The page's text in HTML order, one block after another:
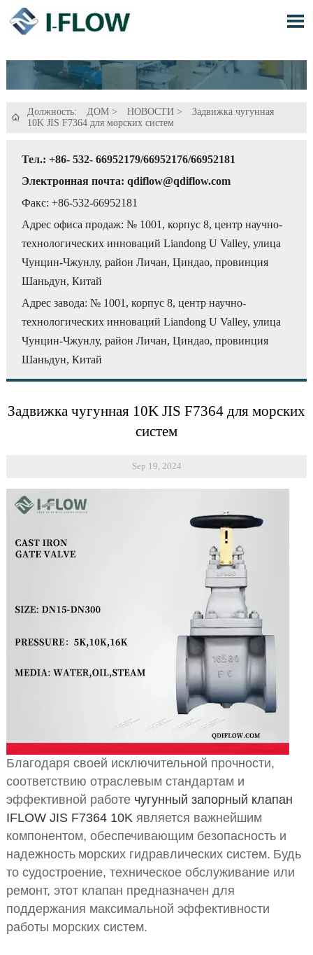


Должность: ДОМ> НОВОСТИ>
Задвижка чугунная
10K JIS F7364 для морских систем
Тел.: +86- 532- 66952179/66952176/66952181
Электронная почта: qdiflow@qdiflow.com
Факс: +86-532-66952181
Адрес офиса продаж: № 1001, корпус 8, центр научно-
технологических инноваций Liandong U Valley, улица
Чунцин-Чжунлу, район Личан, Циндао, провинция
Шаньдун, Китай
Адрес завода: № 1001, корпус 8, центр научно-
технологических инноваций Liandong U Valley, улица
Чунцин-Чжунлу, район Личан, Циндао, провинция
Шаньдун, Китай
Задвижка чугунная 10K JIS F7364 для морских
систем
Sep 19, 2024
Благодаря своей исключительной прочности,
соответствию отраслевым стандартам и
эффективной работе чугунный запорный клапан
IFLOW JIS F7364 10Kявляется важнейшим
компонентом, обеспечивающим безопасность и
надежность морских гидравлических систем. Будь
то судостроение, техническое обслуживание или
ремонт, этот клапан предназначен для
поддержания максимальной эффективности
работы морских систем.